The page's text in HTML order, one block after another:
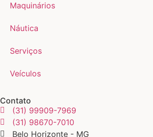
Maquinários
Náutica
Serviços
Veículos
Contato
(31) 99909-7969
(31) 98670-7010
Belo Horizonte - MG